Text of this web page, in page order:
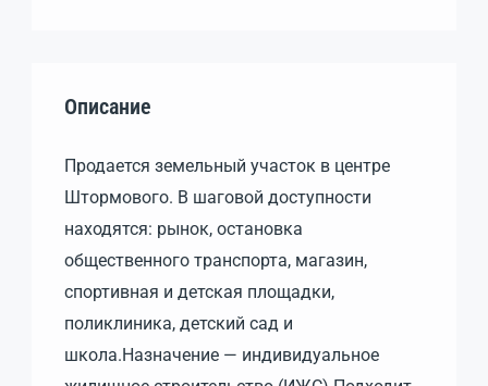
Описание
Продается земельный участок в центре
Штормового. В шаговой доступности
находятся: рынок, остановка
общественного транспорта, магазин,
спортивная и детская площадки,
поликлиника, детский сад и
школа.Назначение — индивидуальное